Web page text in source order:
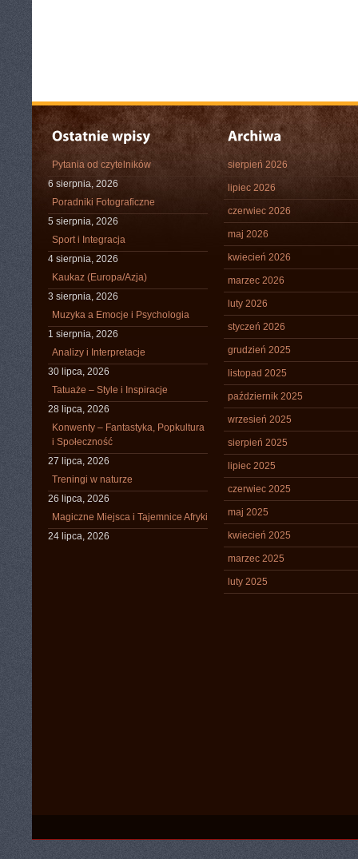
Pytania od czytelników
6 sierpnia, 2026
Poradniki Fotograficzne
5 sierpnia, 2026
Sport i Integracja
4 sierpnia, 2026
Kaukaz (Europa/Azja)
3 sierpnia, 2026
Muzyka a Emocje i Psychologia
1 sierpnia, 2026
Analizy i Interpretacje
30 lipca, 2026
Tatuaże – Style i Inspiracje
28 lipca, 2026
Konwenty – Fantastyka, Popkultura
i Społeczność
27 lipca, 2026
Treningi w naturze
26 lipca, 2026
Magiczne Miejsca i Tajemnice Afryki
24 lipca, 2026
sierpień 2026
lipiec 2026
czerwiec 2026
maj 2026
kwiecień 2026
marzec 2026
luty 2026
styczeń 2026
grudzień 2025
listopad 2025
październik 2025
wrzesień 2025
sierpień 2025
lipiec 2025
czerwiec 2025
maj 2025
kwiecień 2025
marzec 2025
luty 2025